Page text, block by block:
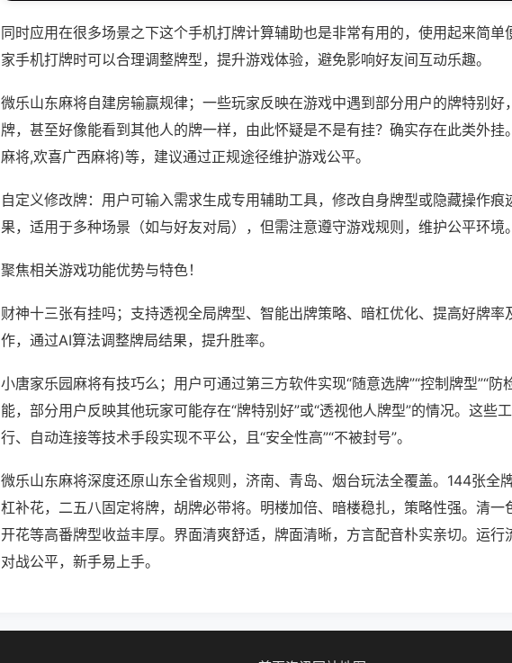
同时应用在很多场景之下这个手机打牌计算辅助也是非常有用的，使用起来简单
家手机打牌时可以合理调整牌型，提升游戏体验，避免影响好友间互动乐趣。
微乐山东麻将自建房输赢规律；一些玩家反映在游戏中遇到部分用户的牌特别好
牌，甚至好像能看到其他人的牌一样，由此怀疑是不是有挂？确实存在此类外
麻将,欢喜广西麻将)等，建议通过正规途径维护游戏公平。
自定义修改牌：用户可输入需求生成专用辅助工具，修改自身牌型或隐藏操作痕
果，适用于多种场景（如与好友对局），但需注意遵守游戏规则，维护公平环境。
聚焦相关游戏功能优势与特色！
财神十三张有挂吗；支持透视全局牌型、智能出牌策略、暗杠优化、提高好牌率
作，通过AI算法调整牌局结果，提升胜率。
小唐家乐园麻将有技巧么；用户可通过第三方软件实现“随意选牌”“控制牌型”“防
能，部分用户反映其他玩家可能存在“牌特别好”或“透视他人牌型”的情况。这些
行、自动连接等技术手段实现不平公，且“安全性高”“不被封号”。
微乐山东麻将深度还原山东全省规则，济南、青岛、烟台玩法全覆盖。144张全
杠补花，二五八固定将牌，胡牌必带将。明楼加倍、暗楼稳扎，策略性强。清一
开花等高番牌型收益丰厚。界面清爽舒适，牌面清晰，方言配音朴实亲切。运行
对战公平，新手易上手。